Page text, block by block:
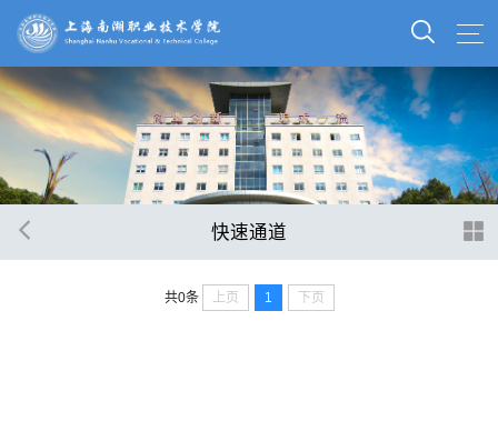
快速通道
共0条 上页 1 下页